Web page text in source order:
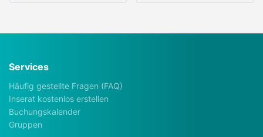
Services
Häufig gestellte Fragen (FAQ)
Inserat kostenlos erstellen
Buchungskalender
Gruppen